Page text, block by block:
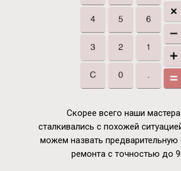
Скорее всего наши
сталкивались с похожей
можем назвать предварительную
ремонта с точностью до